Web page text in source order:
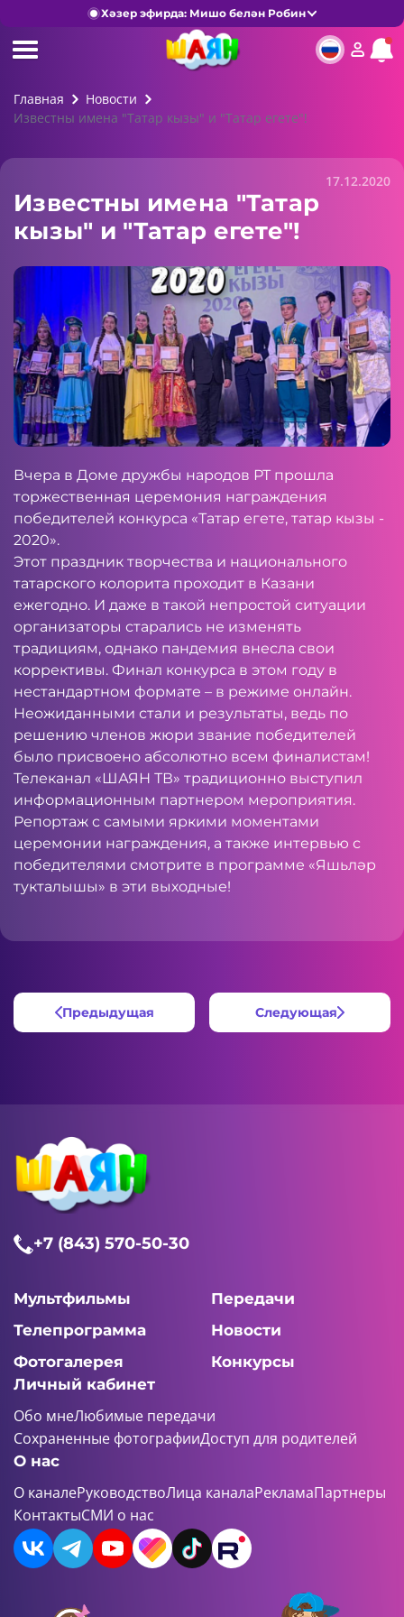
Хәзер эфирда: Мишо белән Робин
Главная
Новости
Известны имена "Татар кызы" и "Татар егете"!
17.12.2020
Известны имена "Татар
кызы" и "Татар егете"!
Вчера в Доме дружбы народов РТ прошла
торжественная церемония награждения
победителей конкурса «Татар егете, татар кызы -
2020».
Этот праздник творчества и национального
татарского колорита проходит в Казани
ежегодно. И даже в такой непростой ситуации
организаторы старались не изменять
традициям, однако пандемия внесла свои
коррективы. Финал конкурса в этом году в
нестандартном формате – в режиме онлайн.
Неожиданными стали и результаты, ведь по
решению членов жюри звание победителей
было присвоено абсолютно всем финалистам!
Телеканал «ШАЯН ТВ» традиционно выступил
информационным партнером мероприятия.
Репортаж с самыми яркими моментами
церемонии награждения, а также интервью с
победителями смотрите в программе «Яшьләр
тукталышы» в эти выходные!
Предыдущая Следующая
+7 (843) 570-50-30
Мультфильмы
Передачи
Телепрограмма
Новости
Фотогалерея
Конкурсы
Личный кабинет
Обо мнеЛюбимые передачи
Сохраненные фотографииДоступ для родителей
О нас
О каналеРуководствоЛица каналаРекламаПартнеры
КонтактыСМИ о нас